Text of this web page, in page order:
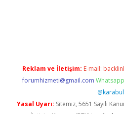
Reklam ve İletişim: E-mail:
forumhizmeti@gmail.com
@karabul
Yasal Uyarı: Sitemiz, 5651 Sayılı